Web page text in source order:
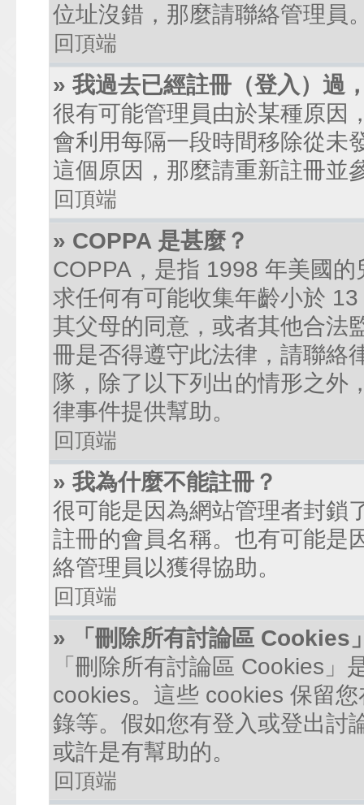
位址沒錯，那麼請聯絡管理員
回頂端
» 我過去已經註冊（登入）過
很有可能管理員由於某種原因
會利用每隔一段時間移除從未
這個原因，那麼請重新註冊並
回頂端
» COPPA 是甚麼？
COPPA，是指 1998 年美國
求任何有可能收集年齡小於
其父母的同意，或者其他合法
冊是否得遵守此法律，請聯絡
隊，除了以下列出的情形之外
律事件提供幫助。
回頂端
» 我為什麼不能註冊？
很可能是因為網站管理者封鎖
註冊的會員名稱。也有可能是
絡管理員以獲得協助。
回頂端
» 「刪除所有討論區 Cookies
「刪除所有討論區 Cookies
cookies。這些 cookies 保留
錄等。假如您有登入或登出討
或許是有幫助的。
回頂端